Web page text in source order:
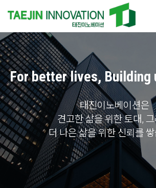
For better lives, Building
태진이노베이션은
견고한 삶을 위한 토대,
더 나은 삶을 위한 신뢰를